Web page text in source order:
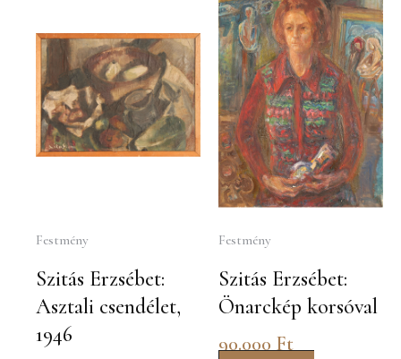
Festmény
Szitás Erzsébet:
Asztali csendélet,
1946
Festmény
Szitás Erzsébet:
Önarckép korsóval
90.000Ft